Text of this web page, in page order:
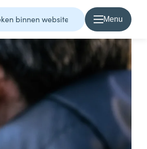
Menu
Over Samen1Nergie
Over Samen1Nergie
Artikelen
Projecten